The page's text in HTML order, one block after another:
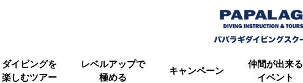
ダイビングを
楽しむツアー
レベルアップで
極める
キャンペーン
仲間が出来る
イベント